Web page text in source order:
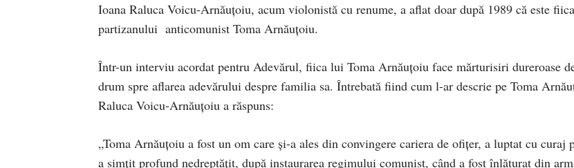
Ioana Raluca Voicu-Arnăuţoiu, acum violonistă cu renume, a aflat doar după 1989 că este fiica
partizanului anticomunist Toma Arnăuţoiu.
Într-un interviu acordat pentru Adevărul, fiica lui Toma Arnăuţoiu face mărturisiri dureroase
drum spre aflarea adevărului despre familia sa. Întrebată fiind cum l-ar descrie pe Toma
Raluca Voicu-Arnăuţoiu a răspuns:
„Toma Arnăuţoiu a fost un om care şi-a ales din convingere cariera de ofiţer, a luptat cu curaj
a simţit profund nedreptăţit, după instaurarea regimului comunist, când a fost înlăturat din